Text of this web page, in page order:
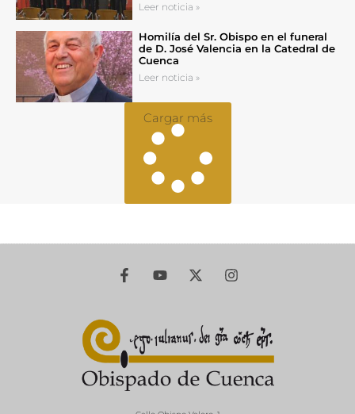
Leer noticia »
Homilía del Sr. Obispo en el funeral
de D. José Valencia en la Catedral de
Cuenca
Leer noticia »
Cargar más